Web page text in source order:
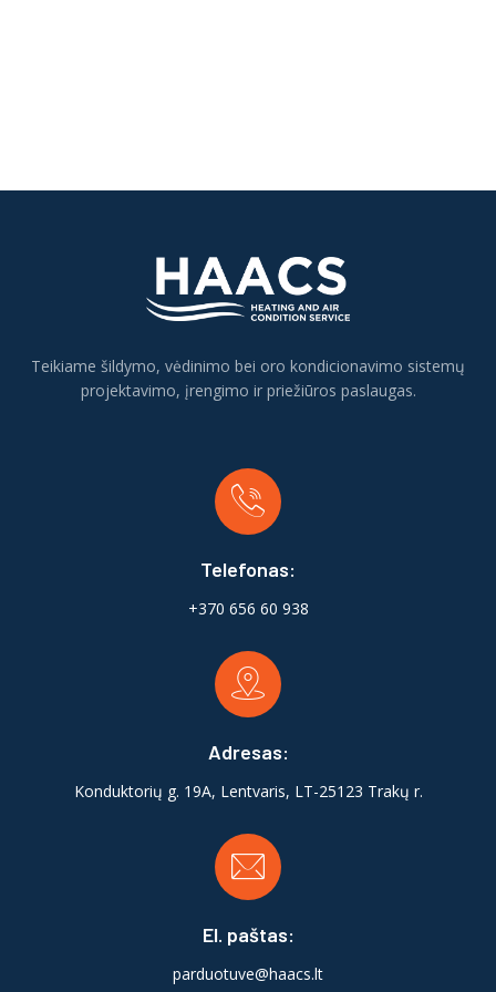
Teikiame šildymo, vėdinimo bei oro kondicionavimo sistemų
projektavimo, įrengimo ir priežiūros paslaugas.
Telefonas:
+370 656 60 938
Adresas:
Konduktorių g. 19A, Lentvaris, LT-25123 Trakų r.
El. paštas:
parduotuve@haacs.lt